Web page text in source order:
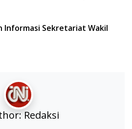
Informasi Sekretariat Wakil
Redaksi